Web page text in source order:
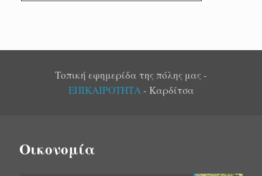
Τοπική εφημερίδα της πόλης μας -
ΕΠΙΚΑΙΡΟΤΗΤΑ- Καρδίτσα
Οικονομία